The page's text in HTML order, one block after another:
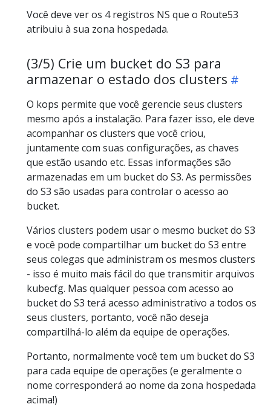
Você deve ver os 4 registros NS que o Route53
atribuiu à sua zona hospedada.
(3/5) Crie um bucket do S3 para
armazenar o estado dos clusters
O kops permite que você gerencie seus clusters
mesmo após a instalação. Para fazer isso, ele deve
acompanhar os clusters que você criou,
juntamente com suas configurações, as chaves
que estão usando etc. Essas informações são
armazenadas em um bucket do S3. As permissões
do S3 são usadas para controlar o acesso ao
bucket.
Vários clusters podem usar o mesmo bucket do S3
e você pode compartilhar um bucket do S3 entre
seus colegas que administram os mesmos clusters
- isso é muito mais fácil do que transmitir arquivos
kubecfg. Mas qualquer pessoa com acesso ao
bucket do S3 terá acesso administrativo a todos os
seus clusters, portanto, você não deseja
compartilhá-lo além da equipe de operações.
Portanto, normalmente você tem um bucket do S3
para cada equipe de operações (e geralmente o
nome corresponderá ao nome da zona hospedada
acima!)